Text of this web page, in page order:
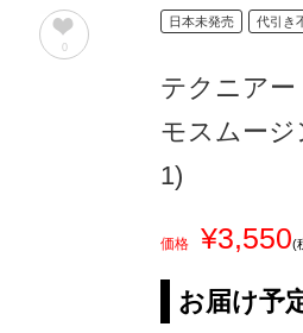
0
日本未発売 代引き
テクニア
モスムー
1)
価格 ¥3,550(
お届け予